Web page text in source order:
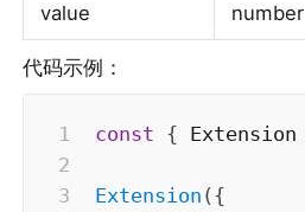
value number
代码示例：
const { Extension
Extension ( {